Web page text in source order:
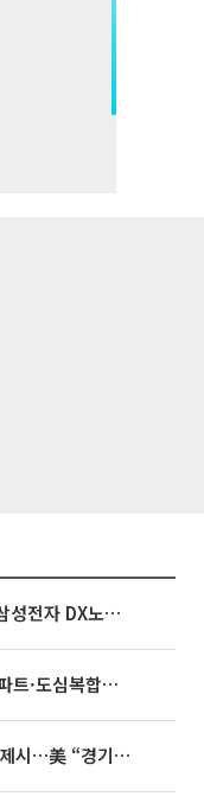
3445억 자사주 지급 마쳤는데...삼성전자 DX노조, 뒤늦은 '떼쓰기 집회'
영끌 '주택공급' 대책 임박⋯비아파트·도심복합까지 총동원
이란, 미국에 호르무즈 합의 조건 제시…美 “경기 아직 안 끝나” [종합]